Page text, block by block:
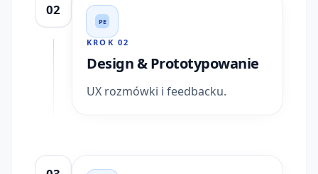
02
PE
KROK 02
Design & Prototypowanie
UX rozmówki i feedbacku.